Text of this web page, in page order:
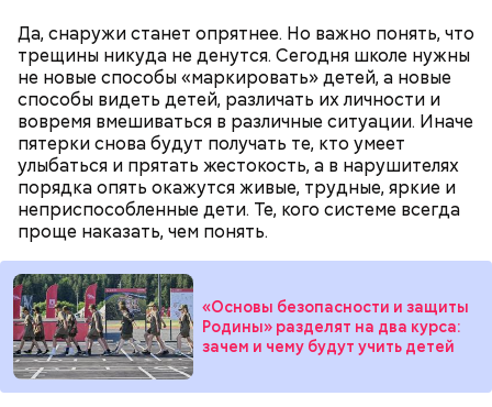
Да, снаружи станет опрятнее. Но важно понять, что
трещины никуда не денутся. Сегодня школе нужны
не новые способы «маркировать» детей, а новые
способы видеть детей, различать их личности и
вовремя вмешиваться в различные ситуации. Иначе
пятерки снова будут получать те, кто умеет
улыбаться и прятать жестокость, а в нарушителях
порядка опять окажутся живые, трудные, яркие и
неприспособленные дети. Те, кого системе всегда
проще наказать, чем понять.
«Основы безопасности и защиты
Родины» разделят на два курса:
зачем и чему будут учить детей
При желании можно добавить зажарку между
слоями.